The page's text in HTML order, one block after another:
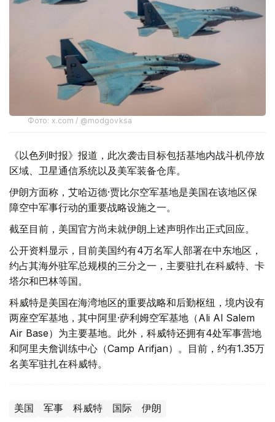
Фото: x.com / @modgovksa
《以色列时报》报道，此次袭击目标包括基地内战斗机停放
区域、卫星通信系统以及美军装备仓库。
伊朗方面称，艾哈迈德·贾比尔空军基地是美国在该地区保
障空中军事行动的重要战略设施之一。
截至目前，美国官方尚未就伊朗上述声明作出正式回应。
公开资料显示，目前美国约有4万名军人部署在中东地区，
约占其海外驻军总规模的三分之一，主要驻扎在科威特、卡
塔尔和巴林等国。
科威特是美国在海湾地区的重要战略和后勤枢纽，境内设有
两座空军基地，其中阿里·萨利姆空军基地（Ali Al Salem
Air Base）为主要基地。此外，科威特还拥有4处军事营地
和阿里夫詹训练中心（Camp Arifjan）。目前，约有1.35万
名美军驻扎在科威特。
美国 军事 科威特 国际 伊朗